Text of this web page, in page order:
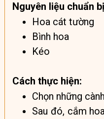
Nguyên liệu chuẩn
Hoa cát tường
Bình hoa
Kéo
Cách thực hiện:
Chọn những
Sau đó, cắm